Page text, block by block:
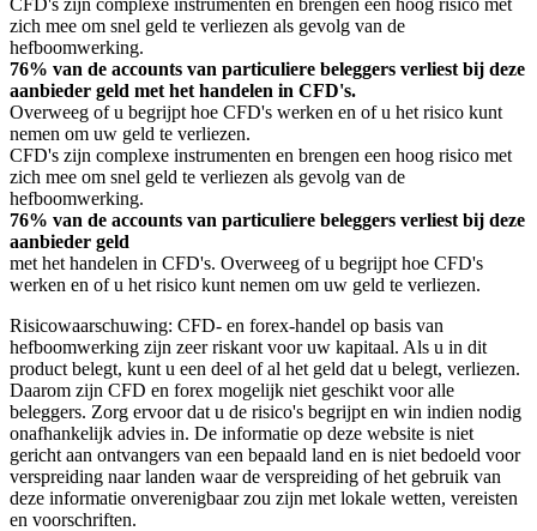
zich mee om snel geld te verliezen als gevolg van de
hefboomwerking.
76% van de accounts van particuliere beleggers verliest bij deze
aanbieder geld met het handelen in CFD's.
Overweeg of u begrijpt hoe CFD's werken en of u het risico kunt
nemen om uw geld te verliezen.
CFD's zijn complexe instrumenten en brengen een hoog risico met
zich mee om snel geld te verliezen als gevolg van de
hefboomwerking.
76% van de accounts van particuliere beleggers verliest bij deze
aanbieder geld
met het handelen in CFD's. Overweeg of u begrijpt hoe CFD's
werken en of u het risico kunt nemen om uw geld te verliezen.
Risicowaarschuwing: CFD- en forex-handel op basis van
hefboomwerking zijn zeer riskant voor uw kapitaal. Als u in dit
product belegt, kunt u een deel of al het geld dat u belegt, verliezen.
Daarom zijn CFD en forex mogelijk niet geschikt voor alle
beleggers. Zorg ervoor dat u de risico's begrijpt en win indien nodig
onafhankelijk advies in. De informatie op deze website is niet
gericht aan ontvangers van een bepaald land en is niet bedoeld voor
verspreiding naar landen waar de verspreiding of het gebruik van
deze informatie onverenigbaar zou zijn met lokale wetten, vereisten
en voorschriften.